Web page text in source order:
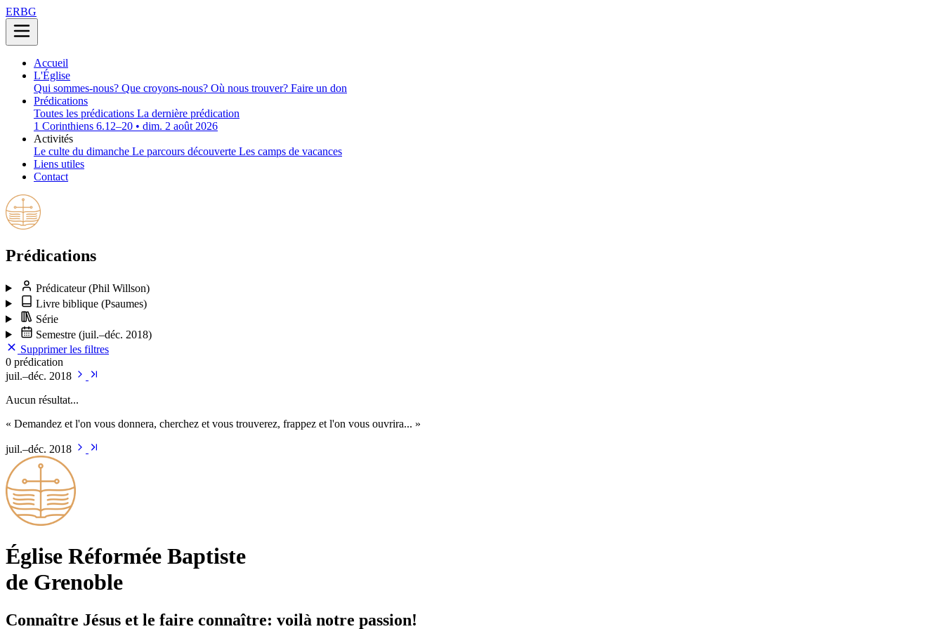
ERBG
Accueil
L'Église
Qui sommes-nous? Que croyons-nous? Où nous trouver? Faire un don
Prédications
Toutes les prédications La dernière prédication
1 Corinthiens 6.12–20 • dim. 2 août 2026
Activités
Le culte du dimanche Le parcours découverte Les camps de vacances
Liens utiles
Contact
Prédications
Prédicateur(Phil Willson)
Livre biblique (Psaumes)
Série
Semestre (juil.–déc. 2018)
Supprimer les filtres
0 prédication
juil.–déc. 2018
Aucun résultat...
« Demandez et l'on vous donnera, cherchez et vous trouverez, frappez et l'on vous ouvrira... »
juil.–déc. 2018
Église Ré­for­mée Bap­tiste
de Grenoble
Connaître Jésus et le faire connaître: voilà notre passion!